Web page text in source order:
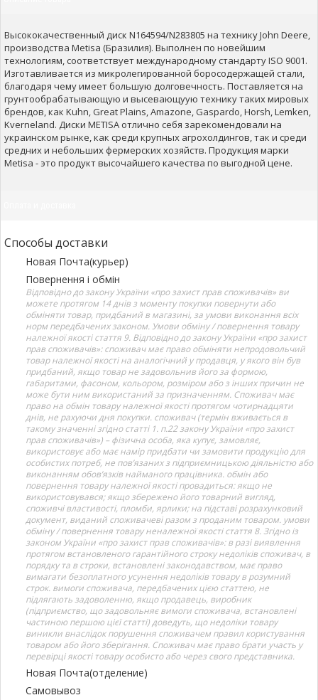
Высококачественный диск N164594/N283805 на технику John Deere,
производства Metisa (Бразилия). Выполнен по новейшим
технологиям, соответствует международному стандарту ISO 9001.
Изготавливается из микролегированной боросодержащей стали,
благодаря чему имеет большую долговечность. Поставляется на
грунтообрабатывающую и высевающуую технику таких мировых
брендов, как Kuhn, Great Plains, Amazone, Gaspardo, Horsh, Lemken,
Kverneland. Диски METISA отлично себя зарекомендовали на
украинском рынке, как среди крупных агрохолдингов, так и среди
средних и небольших фермерских хозяйств. Продукция марки
Metisa - это продукт высочайшего качества по выгодной цене.
Способы доставки
Новая Почта(курьер)
Повернення і обмін
Відповідно до закону України «про захист прав споживачів» ви
можете протягом 14 днів з моменту покупки повернути або
обміняти товар, придбаний в магазині, за умови виконання всіх
норм передбачених законом. Умови обміну / повернення товару
належної якості стаття 9. Відповідно до закону України «про захист
прав споживачів»: споживач має право обміняти непродовольчий
товар належної якості на аналогічний у продавця, у якого він був
придбаний, якщо товар не задовольнив його за формою,
габаритами, фасоном, кольором, розміром або з інших причин не
може бути ним використаний за призначенням. Споживач має
право на обмін товару належної якості протягом чотирнадцяти
днів, не рахуючи дня покупки. споживач (термін вживається в
такому значенні згідно статті 1. п.22 закону України «про захист
прав споживачів») – фізична особа, яка купує, замовляє,
використовує або має намір придбати чи замовити продукцію для
особистих потреб, не пов’язаних з підприємницькою діяльністю або
виконанням обов’язків найманого працівника. обмін або
повернення товару належної якості провадиться: якщо не
використовувався; якщо збережено його товарний вигляд,
споживчі властивості, пломби, ярлики; на підставі розрахунковий
документ, виданий споживачеві разом з проданим товаром. умови
обміну / повернення товару неналежної якості стаття 8. Згідно із
законом України «про захист прав споживачів»: в разі виявлення
протягом встановленого гарантійного строку недоліків споживач, в
порядку та в строки, встановлені законодавством, має право
вимагати безоплатного усунення недоліків товару в розумний
строк. вимоги споживача, передбачених цією статтею, не
підлягають задоволенню, якщо продавець, виробник
(підприємство, що задовольняє вимоги споживача, встановлені
частиною першою цієї статті) доведуть, що недоліки товару
виникли внаслідок порушення споживачем правил користування
товаром або його зберігання. Споживач має право брати участь у
перевірці якості товару особисто або через свого представника.
Новая Почта(отделение)
Самовывоз